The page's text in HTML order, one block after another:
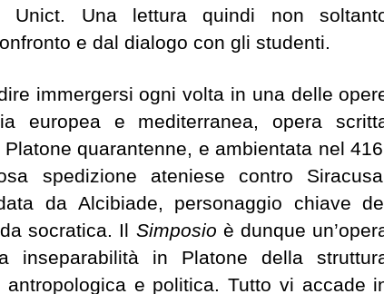
Unict. Una lettura quindi non
e dal dialogo con gli studenti.
immergersi ogni volta in una delle
europea e mediterranea, opera
quarantenne, e ambientata nel
spedizione ateniese contro
da Alcibiade, personaggio chiave
socratica. Il Simposio è dunque
inseparabilità in Platone della
antropologica e politica. Tutto vi accade